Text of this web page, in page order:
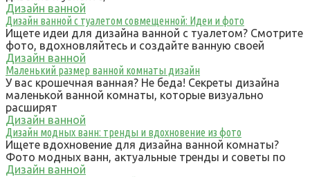
Дизайн ванной
Дизайн ванной с туалетом совмещенной: Идеи и фото
Ищете идеи для дизайна ванной с туалетом? Смотрите
фото, вдохновляйтесь и создайте ванную своей
Дизайн ванной
Маленький размер ванной комнаты дизайн
У вас крошечная ванная? Не беда! Секреты дизайна
маленькой ванной комнаты, которые визуально
расширят
Дизайн ванной
Дизайн модных ванн: тренды и вдохновение из фото
Ищете вдохновение для дизайна ванной комнаты?
Фото модных ванн, актуальные тренды и советы по
Дизайн ванной